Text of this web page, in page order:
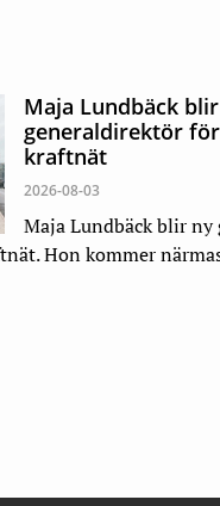
Maja Lundbäck
generaldirektör för
kraftnät
2026-08-03
Maja Lundbäck blir
Hon kommer